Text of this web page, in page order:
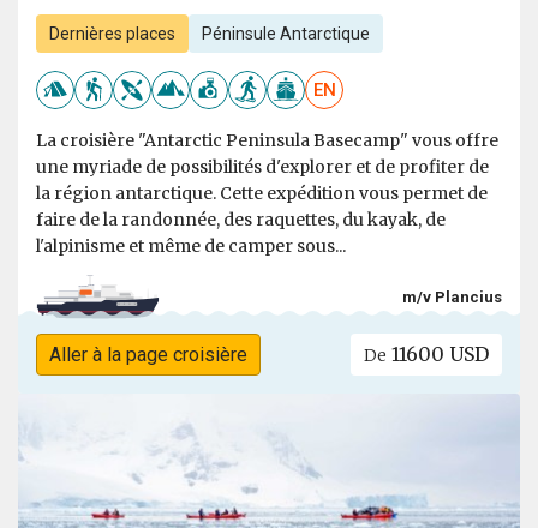
Dernières places Péninsule Antarctique
EN
La croisière "Antarctic Peninsula Basecamp" vous offre
une myriade de possibilités d'explorer et de profiter de
la région antarctique. Cette expédition vous permet de
faire de la randonnée, des raquettes, du kayak, de
l'alpinisme et même de camper sous...
m/v Plancius
Aller à la page croisière De 11600 USD